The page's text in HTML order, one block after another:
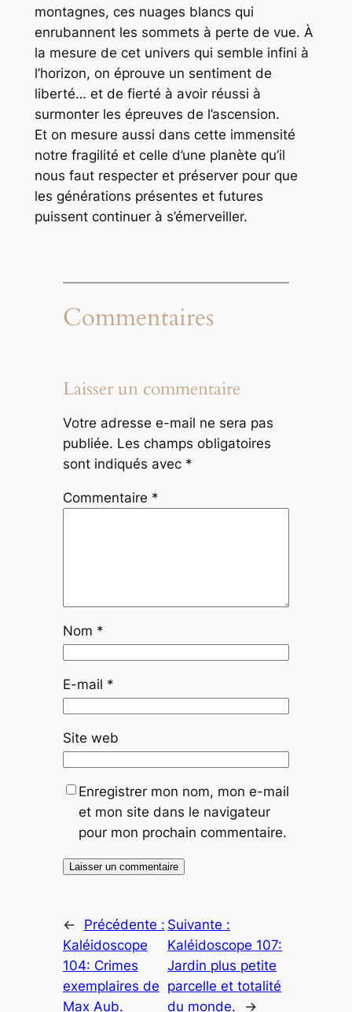
montagnes, ces nuages blancs qui
enrubannent les sommets à perte de vue. À
la mesure de cet univers qui semble infini à
l’horizon, on éprouve un sentiment de
liberté… et de fierté à avoir réussi à
surmonter les épreuves de l’ascension.
Et on mesure aussi dans cette immensité
notre fragilité et celle d’une planète qu’il
nous faut respecter et préserver pour que
les générations présentes et futures
puissent continuer à s’émerveiller.
Commentaires
Laisser un commentaire
Votre adresse e-mail ne sera pas
publiée. Les champs obligatoires
sont indiqués avec *
Commentaire *
Nom *
E-mail *
Site web
Enregistrer mon nom, mon e-mail
et mon site dans le navigateur
pour mon prochain commentaire.
←
Précédente :
Kaléidoscope
104: Crimes
exemplaires de
Max Aub.
Suivante :
Kaléidoscope 107:
Jardin plus petite
parcelle et totalité
du monde.
→